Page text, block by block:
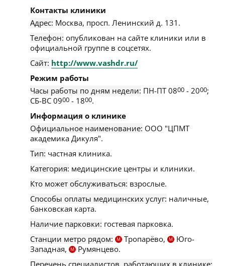
Контакты клиники
Адрес: Москва, просп. Ленинский д. 131 .
Телефон: опубликован на сайте клиники или в
официальной группе в соцсетях.
Сайт: http://www.vashdr.ru/
Режим работы
Часы работы по дням недели: ПН-ПТ 0800 - 2000;
СБ-ВС 0900 - 1800.
Информация о клинике
Официальное наименование: ООО "ЦПМТ
академика Дикуля".
Тип: частная клиника.
Категория: медицинские центры и клиники.
Кто может обслуживаться: взрослые.
Способы оплаты медицинских услуг: наличные,
банковская карта.
Наличие парковки: гостевая парковка.
Станции метро рядом:
М Тропарёво, М
Юго-
Западная,
М
Румянцево.
Перечень специалистов, работающих в клинике: